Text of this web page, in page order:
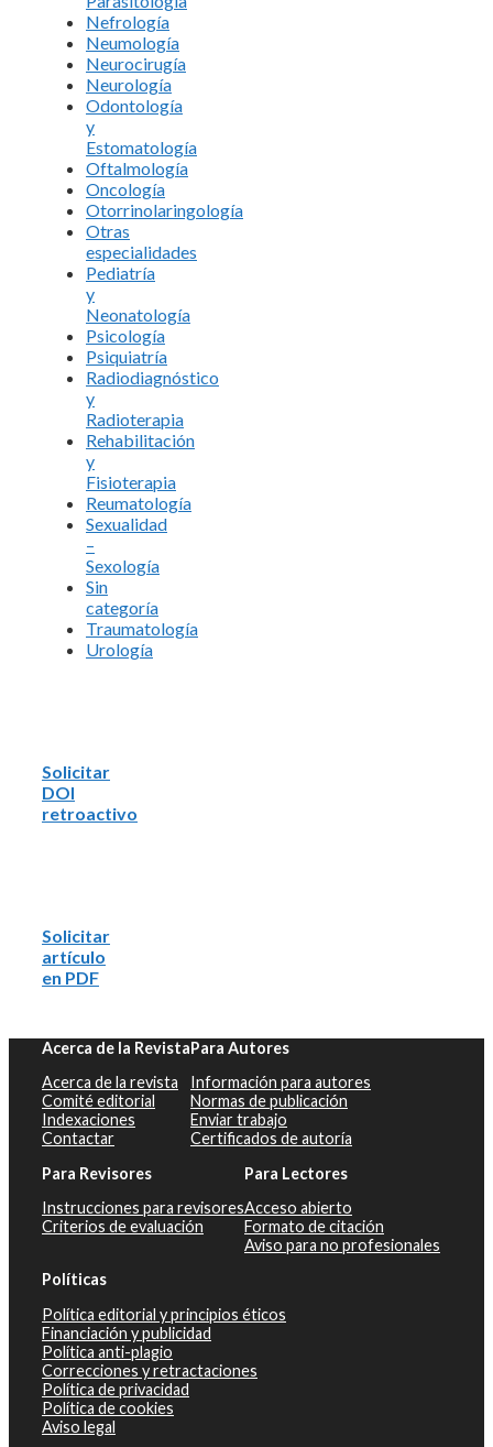
Nefrología
Neumología
Neurocirugía
Neurología
Odontología
y
Estomatología
Oftalmología
Oncología
Otorrinolaringología
Otras
especialidades
Pediatría
y
Neonatología
Psicología
Psiquiatría
Radiodiagnóstico
y
Radioterapia
Rehabilitación
y
Fisioterapia
Reumatología
Sexualidad
–
Sexología
Sin
categoría
Traumatología
Urología
Solicitar
DOI
retroactivo
Solicitar
artículo
en PDF
Acerca de la Revista
Acerca de la revista
Comité editorial
Indexaciones
Contactar
Para Autores
Información para autores
Normas de publicación
Enviar trabajo
Certificados de autoría
Para Revisores
Instrucciones para revisores
Criterios de evaluación
Para Lectores
Acceso abierto
Formato de citación
Aviso para no profesionales
Políticas
Política editorial y principios éticos
Financiación y publicidad
Política anti-plagio
Correcciones y retractaciones
Política de privacidad
Política de cookies
Aviso legal